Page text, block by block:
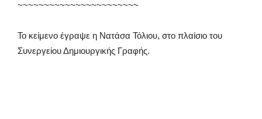
~~~~~~~~~~~~~~~~~~~~~~~
Το κείμενο έγραψε η Νατάσα Τόλιου, στο πλαίσιο του
Συνεργείου Δημιουργικής Γραφής.